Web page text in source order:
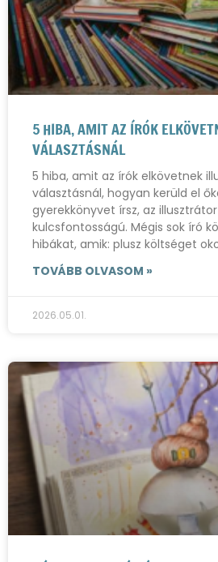
5 HIBA, AMIT AZ ÍRÓK
VÁLASZTÁSNÁL
5 hiba, amit az írók elkövetnek
választásnál, hogyan kerüld el
gyerekkönyvet írsz, az
kulcsfontosságú. Mégis sok író
hibákat, amik: plusz költséget
TOVÁBB OLVASOM »
2026.05.01.